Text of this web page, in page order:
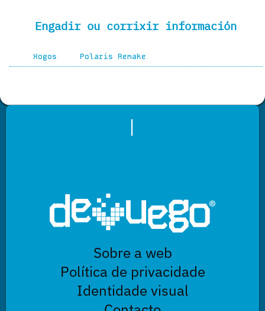
Engadir ou corrixir información
Xogos Polaris Remake
|
Sobre a web
Política de privacidade
Identidade visual